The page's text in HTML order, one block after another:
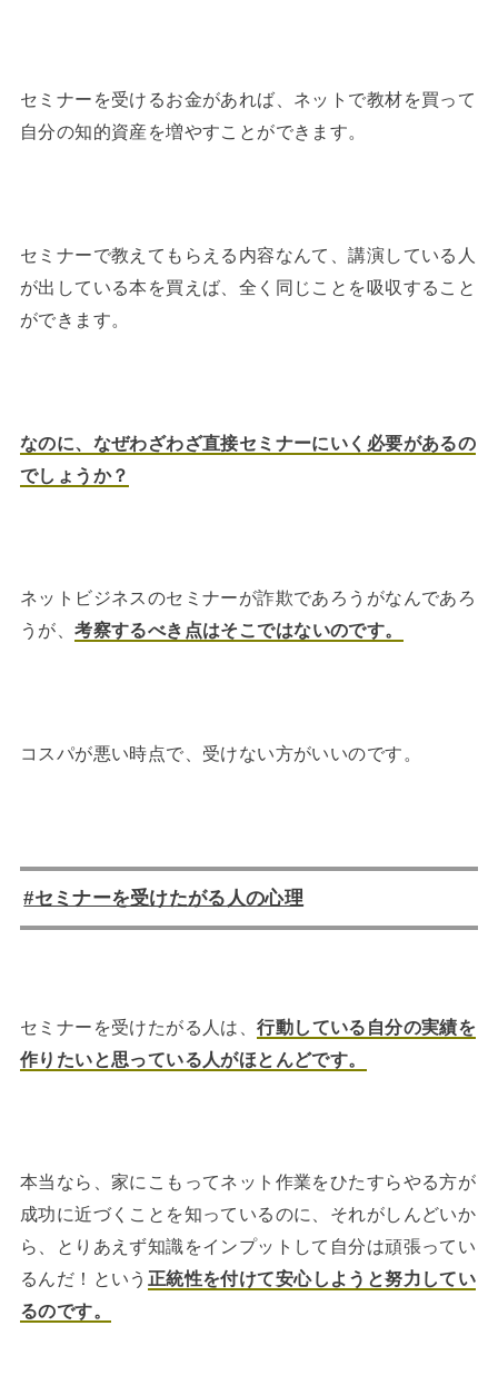
セミナーを受けるお金があれば、ネットで教材を買って
自分の知的資産を増やすことができます。
セミナーで教えてもらえる内容なんて、講演している人
が出している本を買えば、全く同じことを吸収すること
ができます。
なのに、なぜわざわざ直接セミナーにいく必要があるの
でしょうか？
ネットビジネスのセミナーが詐欺であろうがなんであろ
うが、考察するべき点はそこではないのです。
コスパが悪い時点で、受けない方がいいのです。
#セミナーを受けたがる人の心理
セミナーを受けたがる人は、行動している自分の実績を
作りたいと思っている人がほとんどです。
本当なら、家にこもってネット作業をひたすらやる方が
成功に近づくことを知っているのに、それがしんどいか
ら、とりあえず知識をインプットして自分は頑張ってい
るんだ！という 正統性を付けて安心しようと努力してい
るのです。